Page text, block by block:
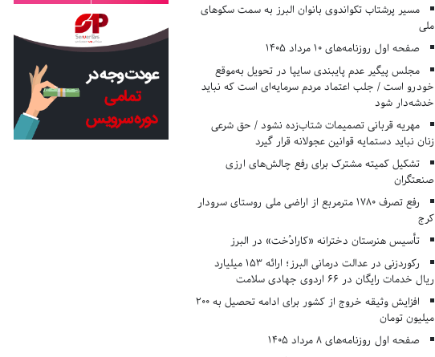
مسیر پرشتاب تکواندوی بانوان البرز به سمت سکوهای
ملی
صفحه اول روزنامه‌های 10 مرداد 1405
مجلس پیگیر عدم پایبندی سایپا در تحویل به‌موقع
خودرو است / جلب اعتماد مردم سرمایه‌ای است که نباید
خدشه‌دار شود
مهریه قربانی تصمیمات شتاب‌زده نشود / حق شرعی
زنان نباید دستمایه قوانین عجولانه قرار گیرد
تشکیل کمیته مشترک برای رفع چالش‌های ارزی
صنعتگران
رفع تصرف ۱۷۸۰ مترمربع از اراضی ملی روستای سرودار
کرج
تأسیس هنرستان دخترانه «کارادُخت» در البرز
رکوردزنی در عدالت درمانی البرز؛ ارائه ۱۵۳ میلیارد
ریال خدمات رایگان در ۶۶ اردوی جهادی سلامت
افزایش وثیقه خروج از کشور برای ادامه تحصیل به ۲۰۰
میلیون تومان
صفحه اول روزنامه‌های 8 مرداد 1405